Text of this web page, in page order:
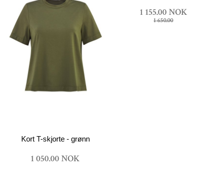
Kort T-skjorte - grønn
1 050.00 NOK
1 155.00 NOK
1 650.00